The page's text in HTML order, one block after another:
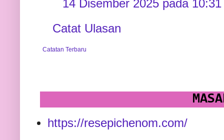
14 Disember 2025 pada
Catat Ulasan
Catatan Terbaru
https://resepichenom.com/